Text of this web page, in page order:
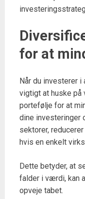
for at
Når du investerer i
vigtigt at huske på
portefølje for at
dine investeringer
sektorer,
hvis en enkelt
Dette betyder, at
falder i værdi, kan
opveje tabet.